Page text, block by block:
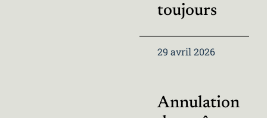
toujours
29 avril 2026
Annulation